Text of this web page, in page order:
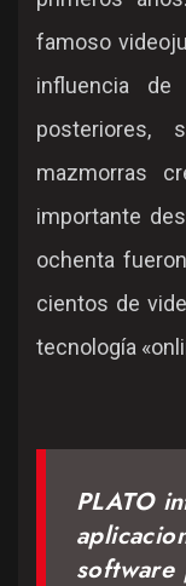
famoso
influencia
mazmorras
importante
ochenta
cientos de
tecnología
PLATO
software